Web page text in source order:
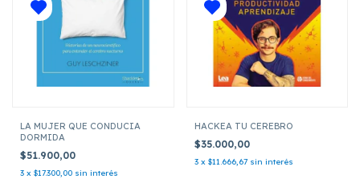
LA MUJER QUE CONDUCIA
DORMIDA
$51.900,00
3 x $17.300,00 sin interés
HACKEA TU CEREBRO
$35.000,00
3 x $11.666,67 sin interés